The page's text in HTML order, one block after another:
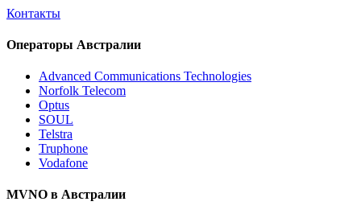
Контакты
Операторы Австралии
Advanced Communications Technologies
Norfolk Telecom
Optus
SOUL
Telstra
Truphone
Vodafone
MVNO в Австралии